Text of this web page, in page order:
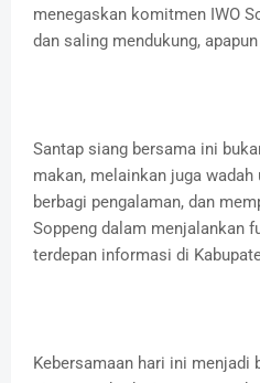
menegaskan komitmen IWO
dan saling mendukung,
Santap siang bersama ini
makan, melainkan juga
berbagi pengalaman, dan
Soppeng dalam menjalankan
terdepan informasi di
Kebersamaan hari ini menjadi